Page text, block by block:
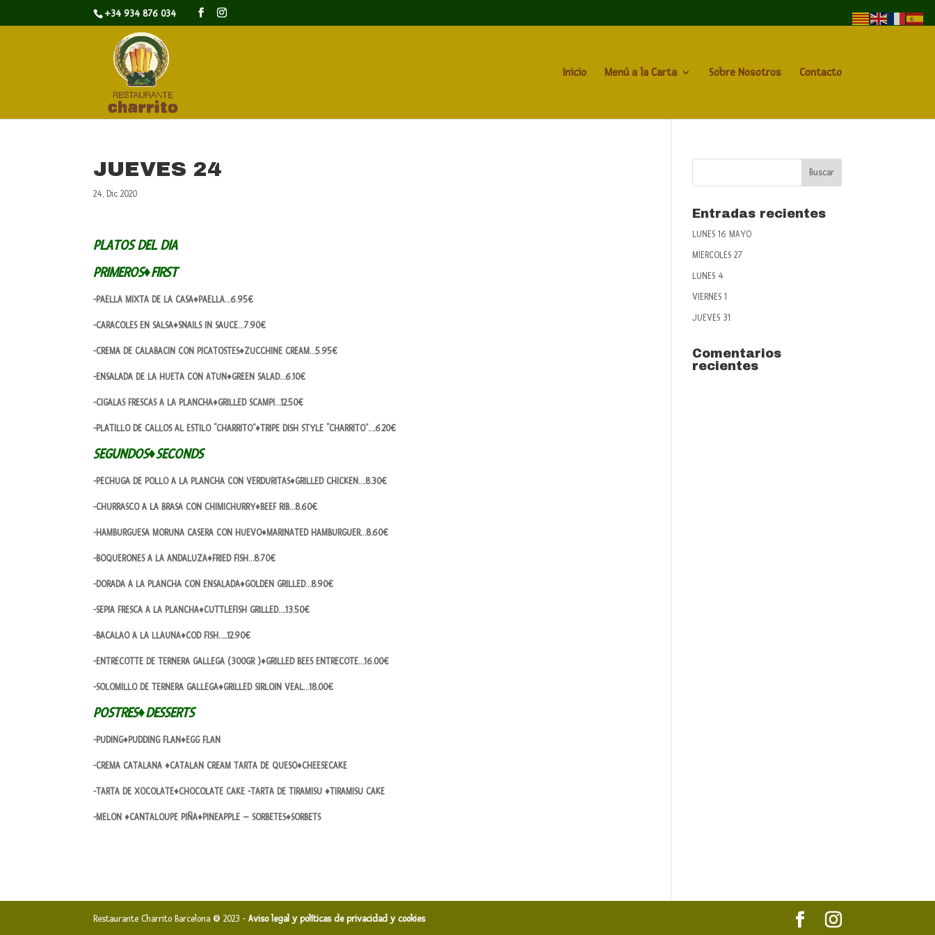
+34 934 876 034
Inicio Menú a la Carta Sobre Nosotros Contacto
JUEVES 24
24, Dic 2020
PLATOS DEL DIA
PRIMEROS♦FIRST
-PAELLA MIXTA DE LA CASA♦PAELLA…6.95€
-CARACOLES EN SALSA♦SNAILS IN SAUCE…7.90€
-CREMA DE CALABACIN CON PICATOSTES♦ZUCCHINE CREAM…5.95€
-ENSALADA DE LA HUETA CON ATUN♦GREEN SALAD…6.10€
-CIGALAS FRESCAS A LA PLANCHA♦GRILLED SCAMPI…12.50€
-PLATILLO DE CALLOS AL ESTILO “CHARRITO”♦TRIPE DISH STYLE “CHARRITO”….6.20€
SEGUNDOS♦SECONDS
-PECHUGA DE POLLO A LA PLANCHA CON VERDURITAS♦GRILLED CHICKEN….8.30€
-CHURRASCO A LA BRASA CON CHIMICHURRY♦BEEF RIB…8.60€
-HAMBURGUESA MORUNA CASERA CON HUEVO♦MARINATED HAMBURGUER…8.60€
-BOQUERONES A LA ANDALUZA♦FRIED FISH…8.70€
-DORADA A LA PLANCHA CON ENSALADA♦GOLDEN GRILLED…8.90€
-SEPIA FRESCA A LA PLANCHA♦CUTTLEFISH GRILLED….13.50€
-BACALAO A LA LLAUNA♦COD FISH…..12.90€
-ENTRECOTTE DE TERNERA GALLEGA (300GR )♦GRILLED BEES ENTRECOTE…16.00€
-SOLOMILLO DE TERNERA GALLEGA♦GRILLED SIRLOIN VEAL…18.00€
POSTRES♦DESSERTS
-PUDING♦PUDDING FLAN♦EGG FLAN
-CREMA CATALANA ♦CATALAN CREAM TARTA DE QUESO♦CHEESECAKE
-TARTA DE XOCOLATE♦CHOCOLATE CAKE -TARTA DE TIRAMISU ♦TIRAMISU CAKE
-MELON ♦CANTALOUPE PIÑA♦PINEAPPLE – SORBETES♦SORBETS
Entradas recientes
LUNES 16 MAYO
MIERCOLES 27
LUNES 4
VIERNES 1
JUEVES 31
Comentarios
recientes
Restaurante Charrito Barcelona ® 2023 -Aviso legal y políticas de privacidad y cookies